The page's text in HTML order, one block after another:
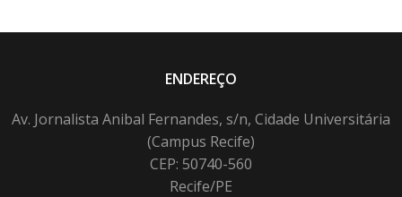
ENDEREÇO
Av. Jornalista Anibal Fernandes, s/n, Cidade Universitária
(Campus Recife)
CEP: 50740-560
Recife/PE